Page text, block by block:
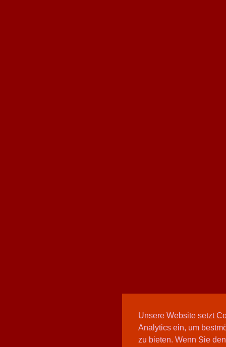
Unsere Website setzt
Analytics ein, um
zu bieten. Wenn Sie